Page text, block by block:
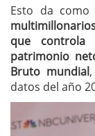
Esto da
que
patrimonio
Bruto mundial
datos del año